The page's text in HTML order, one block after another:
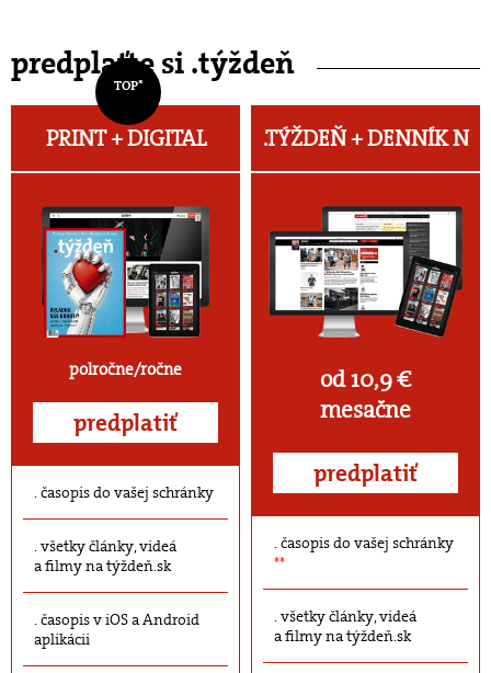
predplaťte si .týždeň
TOP*
PRINT + DIGITAL
polročne/ročne
predplatiť
časopis do vašej schránky
všetky články, videá
a filmy na týždeň.sk
časopis v iOS a Android
aplikácii
.TÝŽDEŇ +DENNÍK N
od 10,9 €
mesačne
predplatiť
časopis do vašej schránky
**
všetky články, videá
a filmy na týždeň.sk